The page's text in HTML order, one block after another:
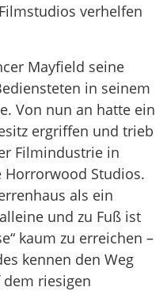
verhelfen
Mayfield seine
in seinem
Von nun an hatte ein
ergriffen und trieb
Filmindustrie in
Horrorwood Studios.
als ein
und zu Fuß ist
kaum zu erreichen –
kennen den Weg
riesigen